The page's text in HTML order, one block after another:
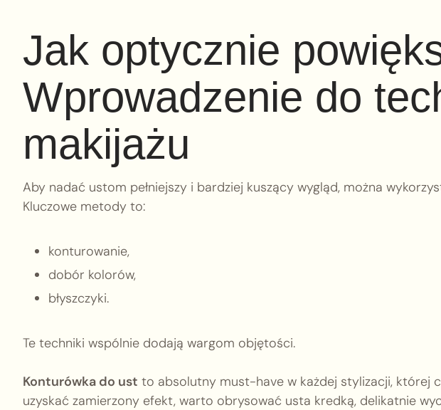
Jak optycznie
Wprowadzenie do
makijażu
Aby nadać ustom pełniejszy i bardziej kuszący wygląd, można
Kluczowe metody to:
konturowanie,
dobór kolorów,
błyszczyki.
Te techniki wspólnie dodają wargom objętości.
Konturówka do ust to absolutny must-have w każdej stylizacji, której
uzyskać zamierzony efekt, warto obrysować usta kredką, delikatnie